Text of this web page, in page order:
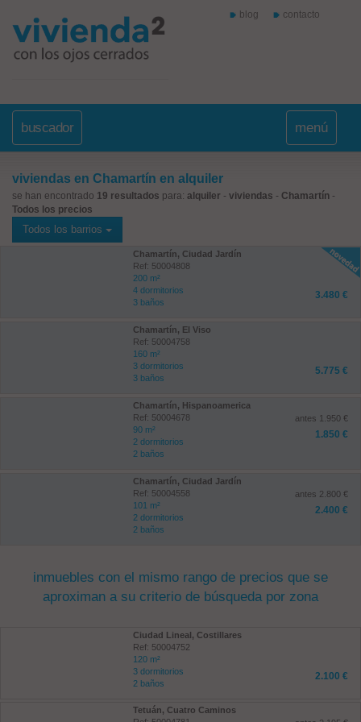
blog contacto
buscador menú
viviendas en Chamartín en alquiler
se han encontrado 19 resultados para: alquiler - viviendas - Chamartín -
Todos los precios
Todos los barrios
Chamartín, Ciudad Jardín
Ref: 50004808
200 m²
4 dormitorios
3 baños
3.480 €
Chamartín, El Viso
Ref: 50004758
160 m²
3 dormitorios
3 baños
5.775 €
Chamartín, Hispanoamerica
Ref: 50004678
90 m²
2 dormitorios
2 baños
antes 1.950 €
1.850 €
Chamartín, Ciudad Jardín
Ref: 50004558
101 m²
2 dormitorios
2 baños
antes 2.800 €
2.400 €
inmuebles con el mismo rango de precios que se
aproximan a su criterio de búsqueda por zona
Ciudad Lineal, Costillares
Ref: 50004752
120 m²
3 dormitorios
2 baños
2.100 €
Tetuán, Cuatro Caminos